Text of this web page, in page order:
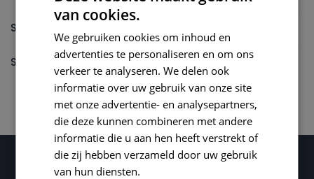
Spuitbus
Spuitbus Autolak
van cookies.
We gebruiken cookies om inhoud en
advertenties te personaliseren en om ons
verkeer te analyseren. We delen ook
informatie over uw gebruik van onze site
met onze advertentie- en analysepartners,
die deze kunnen combineren met andere
informatie die u aan hen heeft verstrekt of
die zij hebben verzameld door uw gebruik
van hun diensten.